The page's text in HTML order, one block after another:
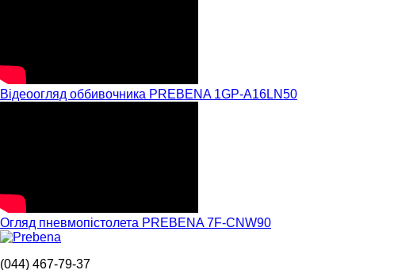
Відеоогляд оббивочника PREBENA 1GP-A16LN50
Огляд пневмопістолета PREBENA 7F-CNW90
(044) 467-79-37